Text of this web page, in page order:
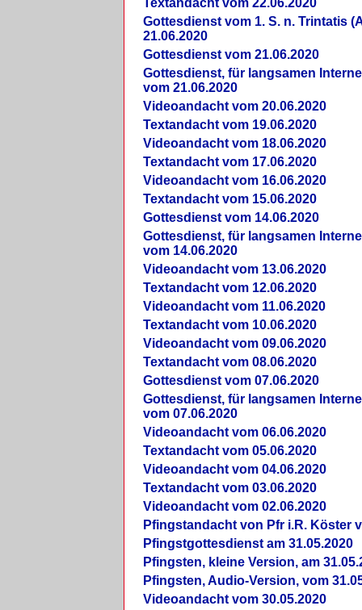
Textandacht vom 22.06.2020
Gottesdienst vom 1. S. n. Trintatis
21.06.2020
Gottesdienst vom 21.06.2020
Gottesdienst, für langsamen
vom 21.06.2020
Videoandacht vom 20.06.2020
Textandacht vom 19.06.2020
Videoandacht vom 18.06.2020
Textandacht vom 17.06.2020
Videoandacht vom 16.06.2020
Textandacht vom 15.06.2020
Gottesdienst vom 14.06.2020
Gottesdienst, für langsamen
vom 14.06.2020
Videoandacht vom 13.06.2020
Textandacht vom 12.06.2020
Videoandacht vom 11.06.2020
Textandacht vom 10.06.2020
Videoandacht vom 09.06.2020
Textandacht vom 08.06.2020
Gottesdienst vom 07.06.2020
Gottesdienst, für langsamen
vom 07.06.2020
Videoandacht vom 06.06.2020
Textandacht vom 05.06.2020
Videoandacht vom 04.06.2020
Textandacht vom 03.06.2020
Videoandacht vom 02.06.2020
Pfingstandacht von Pfr i.R. Köster
Pfingstgottesdienst am 31.05.2020
Pfingsten, kleine Version, am
Pfingsten, Audio-Version, vom
Videoandacht vom 30.05.2020